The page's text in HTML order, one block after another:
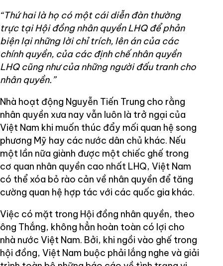
“Thứ hai là họ có một cái diễn đàn thường
trực tại Hội đồng nhân quyền LHQ để phản
biện lại những lời chỉ trích, lên án của các
chính quyền, của các định chế nhân quyền
LHQ cũng như của những người đấu tranh cho
nhân quyền.”
Nhà hoạt động Nguyễn Tiến Trung cho rằng
nhân quyền xưa nay vẫn luôn là trở ngại của
Việt Nam khi muốn thúc đẩy mối quan hệ song
phương Mỹ hay các nước dân chủ khác. Nếu
một lần nữa giành được một chiếc ghế trong
cơ quan nhân quyền cao nhất LHQ, Việt Nam
có thể xóa bỏ rào cản về nhân quyền để tăng
cường quan hệ hợp tác với các quốc gia khác.
Việc có mặt trong Hội đồng nhân quyền, theo
ông Thắng, không hẳn hoàn toàn có lợi cho
nhà nước Việt Nam. Bởi, khi ngồi vào ghế trong
hội đồng, Việt Nam buộc phải lắng nghe và giải